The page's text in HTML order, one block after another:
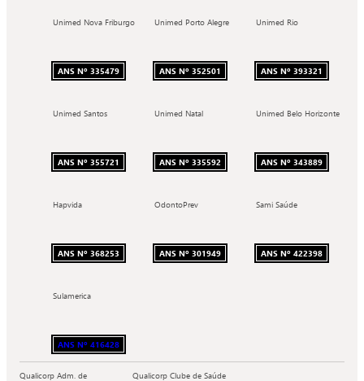
Unimed Nova Friburgo
ANS Nº 335479
Unimed Porto Alegre
ANS Nº 352501
Unimed Rio
ANS Nº 393321
Unimed Santos
ANS Nº 355721
Unimed Natal
ANS Nº 335592
Unimed Belo Horizonte
ANS Nº 343889
Hapvida
ANS Nº 368253
OdontoPrev
ANS Nº 301949
Sami Saúde
ANS Nº 422398
Sulamerica
ANS Nº 416428
Qualicorp Adm. de
Qualicorp Clube de Saúde